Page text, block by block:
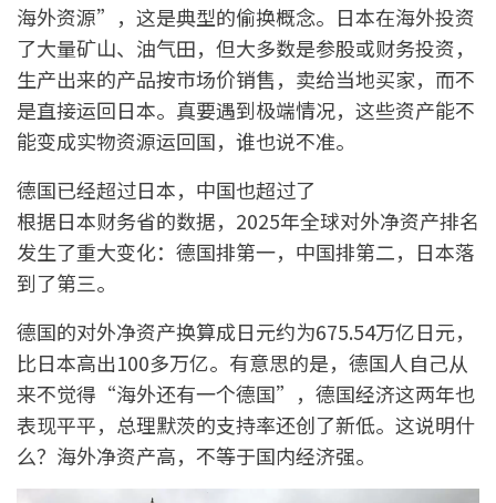
海外资源”，这是典型的偷换概念。日本在海外投资
了大量矿山、油气田，但大多数是参股或财务投资，
生产出来的产品按市场价销售，卖给当地买家，而不
是直接运回日本。真要遇到极端情况，这些资产能不
能变成实物资源运回国，谁也说不准。
德国已经超过日本，中国也超过了
根据日本财务省的数据，2025年全球对外净资产排名
发生了重大变化：德国排第一，中国排第二，日本落
到了第三。
德国的对外净资产换算成日元约为675.54万亿日元，
比日本高出100多万亿。有意思的是，德国人自己从
来不觉得“海外还有一个德国”，德国经济这两年也
表现平平，总理默茨的支持率还创了新低。这说明什
么？海外净资产高，不等于国内经济强。